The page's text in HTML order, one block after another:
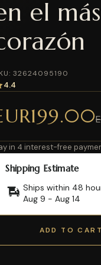
el
32624095190
4.4
in 4 interest-free
Shipping Estimate
Ships within 48
Aug 9 -Aug 14
ADD TO CART